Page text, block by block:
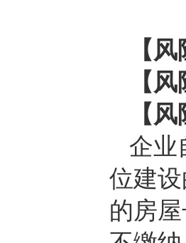
【
【
【
企业
位建
的房